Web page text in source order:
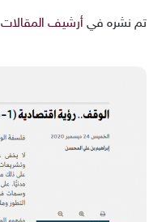
تم نشره في أرشيف المقالات